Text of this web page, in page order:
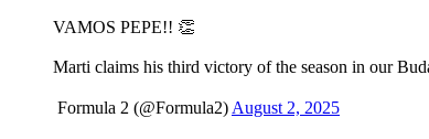
VAMOS PEPE!! 👏
Marti claims his third victory of the season in our
 Formula 2 (@Formula2) August 2, 2025